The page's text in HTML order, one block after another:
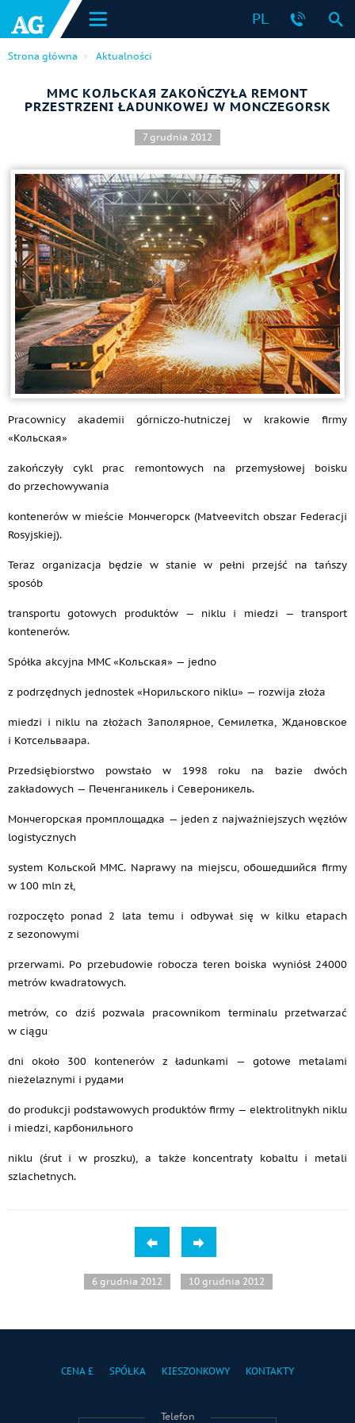
PL
Strona główna Aktualności
MMC КОЛЬСКАЯ ZAKOŃCZYŁA REMONT
PRZESTRZENI ŁADUNKOWEJ W MONCZEGORSK
7 grudnia 2012
Pracownicy akademii górniczo-hutniczej w krakowie firmy
«Кольская»
zakończyły cykl prac remontowych na przemysłowej boisku
do przechowywania
kontenerów w mieście Мончегорск (Matveevitch obszar Federacji
Rosyjskiej).
Teraz organizacja będzie w stanie w pełni przejść na tańszy
sposób
transportu gotowych produktów — niklu i miedzi — transport
kontenerów.
Spółka akcyjna MMC «Кольская» — jedno
z podrzędnych jednostek «Норильского niklu» — rozwija złoża
miedzi i niklu na złożach Заполярное, Семилетка, Ждановское
i Котсельваара.
Przedsiębiorstwo powstało w 1998 roku na bazie dwóch
zakładowych — Печенганикель i Североникель.
Мончегорская промплощадка — jeden z najważniejszych węzłów
logistycznych
system Кольской MMC. Naprawy na miejscu, обошедшийся firmy
w 100 mln zł,
rozpoczęto ponad 2 lata temu i odbywał się w kilku etapach
z sezonowymi
przerwami. Po przebudowie robocza teren boiska wyniósł 24000
metrów kwadratowych.
metrów, co dziś pozwala pracownikom terminalu przetwarzać
w ciągu
dni około 300 kontenerów z ładunkami — gotowe metalami
nieżelaznymi i рудами
do produkcji podstawowych produktów firmy — elektrolitnykh niklu
i miedzi, карбонильного
niklu (śrut i w proszku), a także koncentraty kobaltu i metali
szlachetnych.
6 grudnia 2012 10 grudnia 2012
CENA £ SPÓŁKA KIESZONKOWY KONTAKTY
Telefon